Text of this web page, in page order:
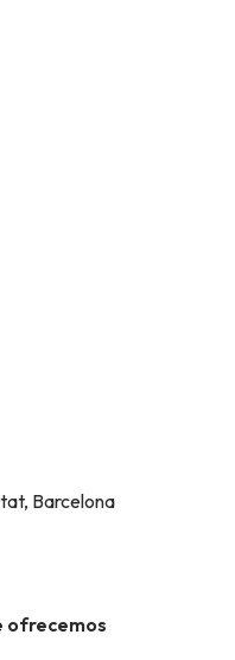
Barcelona
ofrecemos